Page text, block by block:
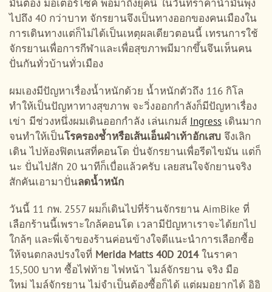
มันต้อง มอเตอร์ไซค์ พอมาถึงยุคนี้ ในวันที่ราคาน้ำมันพุ่ง
ไปถึง 40 กว่าบาท จักรยานจึงเป็นทางออกของคนเมืองใน
การเดินทางแต่ก็ไม่ได้เป็นเหตุผลเดียวตอนนี้ เทรนการใช้
จักรยานเพื่อการกีฬาและเพื่อสุขภาพมีมากขึ้นจึนเห็นคน
ปั่นกันทั่วบ้านทั่วเมือง
ผมเองมีปัญหาเรื่องน้ำหนักด้วย น้ำหนักตัวถึง 116 กิโล
ทำให้เป็นปัญหาทางสุขภาพ จะวิ่งออกกำลังก็มีปัญหาเรื่อง
เข่า มีช่วงหนึ่งผมเดินออกกำลัง เล่นเกมส์ Ingress เดินมาก
จนทำให้เป็นโรครองช้ำหรือเส้นเอ็นฝ่าเท้าอักเสบ จึงเลิก
เดิน ไปห้องฟิตเนสที่คอนโด ปั่นจักรยานเพื่อรีดไขมัน แต่ก็
นะ ปั่นไปสัก 20 นาทีก็เบื่อแล้วครับ เลยสนใจจักยานจริง
สักคันเอามาปั่นลดน้ำหนัก
วันนี้ 11 กพ. 2557 ผมก็เดินไปที่ร้านจักรยาน AimBike ที่
เลือกร้านนี้เพราะใกล้คอนโด เวลามีปัญหาเราจะได้ยกไป
ใกล้ๆ และพี่เจ้าของร้านค่อนข้างใจดีแนะนำการเลือกซื้อ
ให้จนตกลงปรงใจที่ Merida Matts 40D 2014ในราคา
15,500 บาท ซื้อไฟท้าย ไฟหน้า ไมล์จักรยาน จริง มือ
ใหม่ ไมล์จักรยาน ไม่จำเป็นต้องซื้อก็ได้ แต่ผมอยากได้ อิอิ